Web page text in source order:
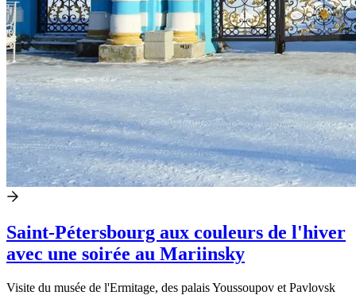
Saint-Pétersbourg aux couleurs de l'hiver
avec une soirée au Mariinsky
Visite du musée de l'Ermitage, des palais Youssoupov et Pavlovsk